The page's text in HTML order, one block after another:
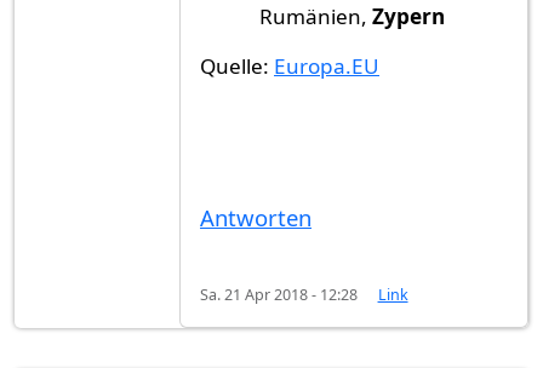
Rumänien,Zypern
Quelle: Europa.EU
Antworten
Sa. 21 Apr 2018 - 12:28 Link